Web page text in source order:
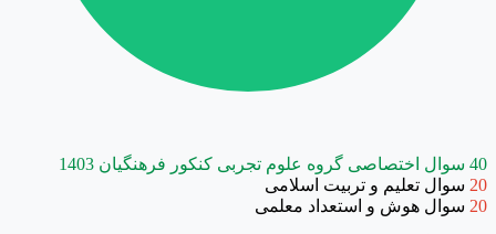
40 سوال اختصاصی گروه علوم تجربی کنکور فرهنگیان 1403
20 سوال تعلیم و تربیت اسلامی
20 سوال هوش و استعداد معلمی